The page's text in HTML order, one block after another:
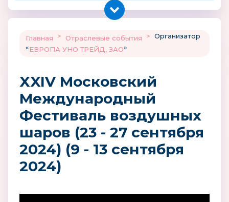
Главная > Отраслевые события > Организатор
«ЕВРОПА УНО ТРЕЙД, ЗАО»
XXIV Московский
Международный
Фестиваль воздушных
шаров (23 - 27 сентября
2024) (9 - 13 сентября
2024)